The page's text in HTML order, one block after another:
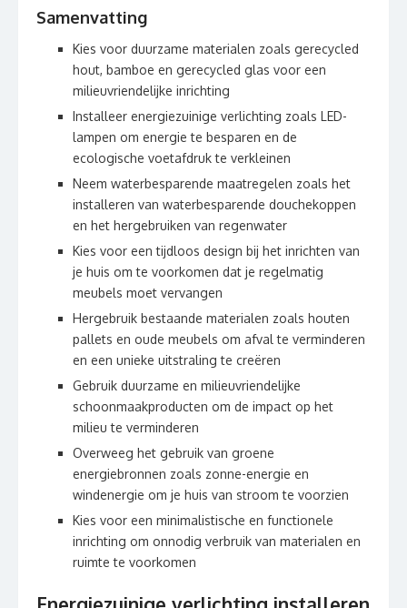
Samenvatting
Kies voor duurzame materialen zoals gerecycled
hout, bamboe en gerecycled glas voor een
milieuvriendelijke inrichting
Installeer energiezuinige verlichting zoals LED-
lampen om energie te besparen en de
ecologische voetafdruk te verkleinen
Neem waterbesparende maatregelen zoals het
installeren van waterbesparende douchekoppen
en het hergebruiken van regenwater
Kies voor een tijdloos design bij het inrichten van
je huis om te voorkomen dat je regelmatig
meubels moet vervangen
Hergebruik bestaande materialen zoals houten
pallets en oude meubels om afval te verminderen
en een unieke uitstraling te creëren
Gebruik duurzame en milieuvriendelijke
schoonmaakproducten om de impact op het
milieu te verminderen
Overweeg het gebruik van groene
energiebronnen zoals zonne-energie en
windenergie om je huis van stroom te voorzien
Kies voor een minimalistische en functionele
inrichting om onnodig verbruik van materialen en
ruimte te voorkomen